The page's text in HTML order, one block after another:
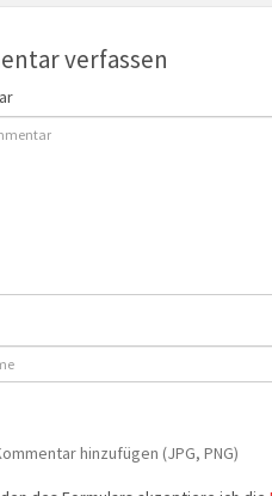
verfassen
hinzufügen (JPG, PNG)